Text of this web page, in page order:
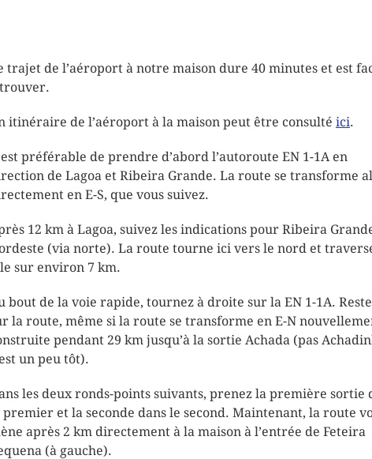
trajet de l’aéroport à notre maison dure 40 minutes et est
itinéraire de l’aéroport à la maison peut être consulté ici.
préférable de prendre d’abord l’autoroute EN 1-1A en
de Lagoa et Ribeira Grande. La route se transforme
en E-S, que vous suivez.
12 km à Lagoa, suivez les indications pour Ribeira
(via norte). La route tourne ici vers le nord et
sur environ 7 km.
bout de la voie rapide, tournez à droite sur la EN 1-1A.
la route, même si la route se transforme en E-N
pendant 29 km jusqu’à la sortie Achada (pas
un peu tôt).
les deux ronds-points suivants, prenez la première sortie
premier et la seconde dans le second. Maintenant, la route
après 2 km directement à la maison à l’entrée de Feteira
(à gauche).